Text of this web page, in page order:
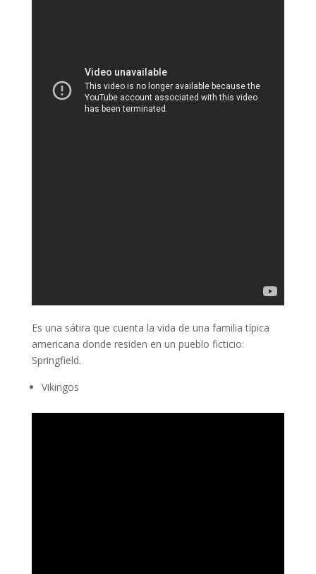
Es una sátira que cuenta la vida de una familia típica
americana donde residen en un pueblo ficticio:
Springfield.
Vikingos